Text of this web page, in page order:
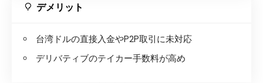
デメリット
台湾ドルの直接入金やP2P取引に未対応
デリバティブのテイカー手数料が高め